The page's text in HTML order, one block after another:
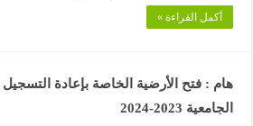
أكمل القراءة »
هام : فتح الأرضية الخاصة بإعادة
الجامعية 2023-2024